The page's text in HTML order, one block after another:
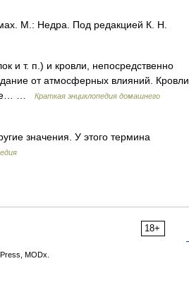
М.: Недра. Под редакцией К. Н.
и т. п.) и кровли, непосредственно
от атмосферных влияний. Кровли
…
Краткая энциклопедия домашнего
значения. У этого термина
18+
MODx.